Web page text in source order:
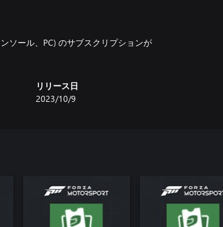
ソール、PC) のサブスクリプションが
リリース日
2023/10/9